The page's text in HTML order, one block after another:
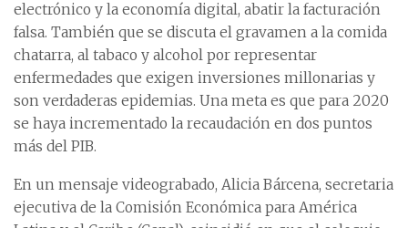
electrónico y la economía digital, abatir la facturación
falsa. También que se discuta el gravamen a la comida
chatarra, al tabaco y alcohol por representar
enfermedades que exigen inversiones millonarias y
son verdaderas epidemias. Una meta es que para 2020
se haya incrementado la recaudación en dos puntos
más del PIB.
En un mensaje videograbado, Alicia Bárcena, secretaria
ejecutiva de la Comisión Económica para América